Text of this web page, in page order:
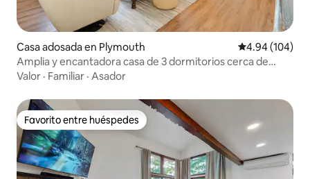
Casa adosada en Plymouth Calificación
4.94 (104)
Amplia y encantadora casa de 3 dormitorios cerca de
Wilkes-Barre
Valor · Familiar · Asador
Favorito entre huéspedes
Favorito entre huéspedes